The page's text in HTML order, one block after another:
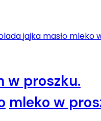
w proszku.
mleko w